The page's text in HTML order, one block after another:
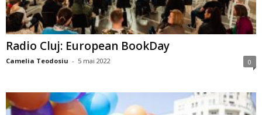
Radio Cluj: European BookDay
Camelia Teodosiu - 5 mai 2022 0